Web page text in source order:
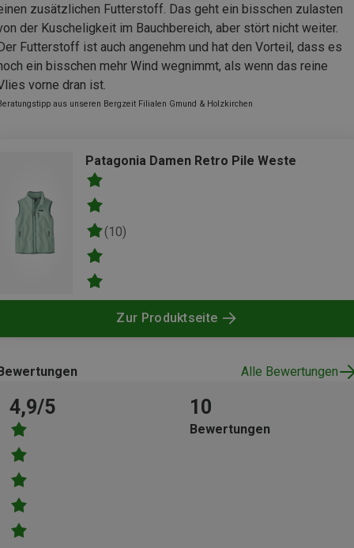
zusätzlichen Futterstoff. Das geht ein bisschen zulasten
der Kuscheligkeit im Bauchbereich, aber stört nicht weiter.
Futterstoff ist auch angenehm und hat den Vorteil, dass es
ein bisschen mehr Wind wegnimmt, als wenn das reine
vorne dran ist.
aus unseren Bergzeit Filialen Gmund & Holzkirchen
Patagonia Damen Retro Pile Weste
(10)
Zur Produktseite
Alle Bewertungen
4,9/5 10
Bewertungen